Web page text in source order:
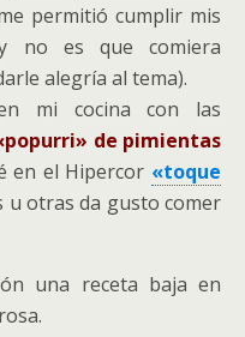
permitió cumplir mis
no es que comiera
alegría al tema).
mi cocina con las
de pimientas
en el Hipercor «toque
u otras da gusto comer
una receta baja en